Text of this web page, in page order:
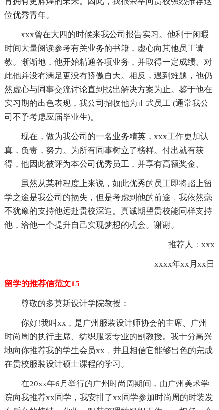
位优秀青年。
xxx曾在大四的时候来我公司报告实习。他利于闲暇
时间大量阅读参考有关业务的书籍，虚心向其他员工请
教。渐渐地，他开始精通各项业务，并取得一定成绩。对
此他并没有满足更没有骄傲自大。相反，遇到难题，他仍
然虚心与同事交流讨论直到找出解决方案为止。鉴于他在
实习期的出色表现，我公司招收他为正式员工 (通常我公
司不予考虑应届毕业生)。
现在，做为我公司的一名业务精英，xxx工作更加认
真，负责，努力。为所有同事树立了榜样。付出就有获
得，他因此被评为本公司优秀员工，并享有高额奖金。
虽然从某种程度上来说，如此优秀的员工即将踏上留
学之途是我公司的损失，但是考虑到他的前途，我依然毫
不犹豫的支持他远赴贵校深造。真诚期望贵校能同样支持
他，给他一个提升自己实现梦想的机会。谢谢。
推荐人：xxx
xxxx年xx月xx日
留学的推荐信范文15
尊敬的多莫斯设计学院教授：
你好!我叫xx，是广州服装设计师协会的主席、广州
时尚周的执行主席、纺织服装专业的副教授。我十分高兴
地向你推荐我的学生会员xx，并且相信它能够出色的完成
在贵校服装设计硕士课程的学习。
在20xx年6月举行的广州时尚周期间，由广州美术学
院向我推荐xx同学，我安排了xx同学参加时尚周的时装发